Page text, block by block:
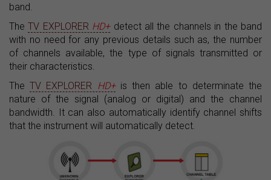
band.
TheTV EXPLORER HD+detect all the channels in the band
with no need for any previous details such as, the number
of channels available, the type of signals transmitted or
their characteristics.
TheTV EXPLORER HD+is then able to determinate the
nature of the signal (analog or digital) and the channel
bandwidth. It can also automatically identify channel shifts
that the instrument will automatically detect.